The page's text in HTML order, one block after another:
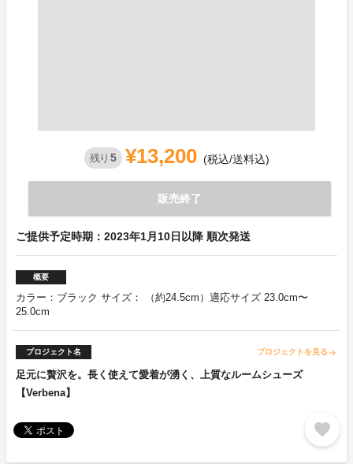
残り 5 ¥13,200 (税込/送料込)
販売終了
ご提供予定時期：2023年1月10日以降 順次発送
概要
カラー：ブラック サイズ： （約24.5cm）適応サイズ 23.0cm〜
25.0cm
プロジェクト名 プロジェクトを見る arrow_forward
足元に贅沢を。長く使えて愛着が湧く、上質なルームシューズ
【Verbena】
favorite